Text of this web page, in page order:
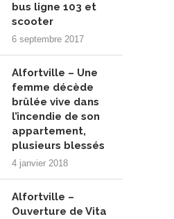
bus ligne 103 et
scooter
6 septembre 2017
Alfortville – Une
femme décède
brûlée vive dans
l’incendie de son
appartement,
plusieurs blessés
4 janvier 2018
Alfortville –
Ouverture de Vita